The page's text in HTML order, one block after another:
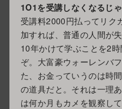
1O1を受講しなくなるじ
受講料2000円払ってリク
加すれば、普通の人間が
10年かけて学ぶことを2
ぞ。大富豪ウォーレンバ
た、お金っていうのは時
の道具だと。それは一理
は何か月もカメを観察し